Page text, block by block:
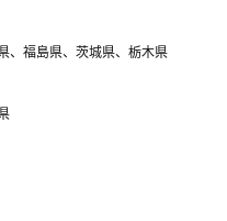
、福島県、茨城県、栃木県